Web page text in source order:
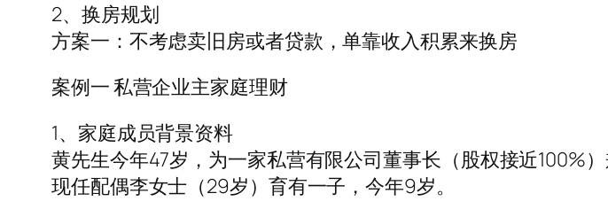
2、换房规划
方案一：不考虑卖旧房或者贷款，单靠收入积累来换房
案例一 私营企业主家庭理财
1、家庭成员背景资料
黄先生今年47岁，为一家私营有限公司董事长（股权接近100%
现任配偶李女士（29岁）育有一子，今年9岁。